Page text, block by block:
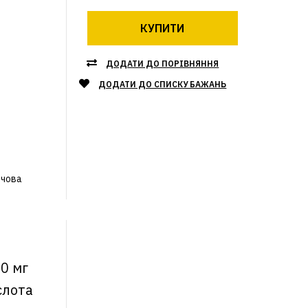
КУПИТИ
ДОДАТИ ДО ПОРІВНЯННЯ
ДОДАТИ ДО СПИСКУ БАЖАНЬ
мг